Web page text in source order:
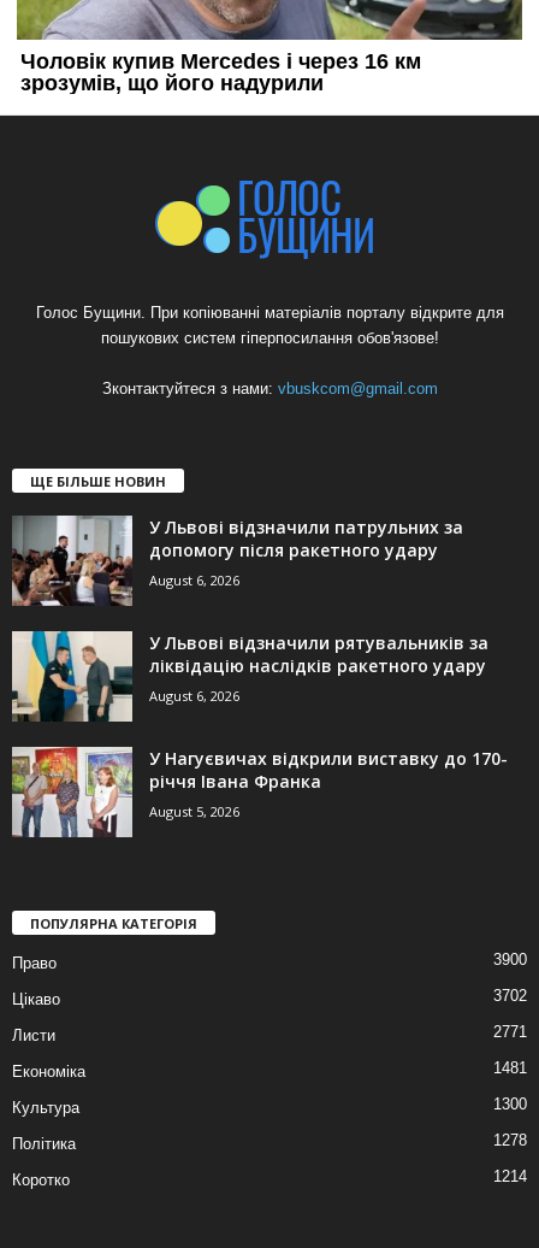
Голос Бущини. При копіюванні матеріалів порталу відкрите для
пошукових систем гіперпосилання обов'язове!
Зконтактуйтеся з нами: vbuskcom@gmail.com
ЩЕ БІЛЬШЕ НОВИН
У Львові відзначили патрульних за
допомогу після ракетного удару
August 6, 2026
У Львові відзначили рятувальників за
ліквідацію наслідків ракетного удару
August 6, 2026
У Нагуєвичах відкрили виставку до 170-
річчя Івана Франка
August 5, 2026
ПОПУЛЯРНА КАТЕГОРІЯ
Право 3900
Цікаво 3702
Листи 2771
Економіка 1481
Культура 1300
Політика 1278
Коротко 1214